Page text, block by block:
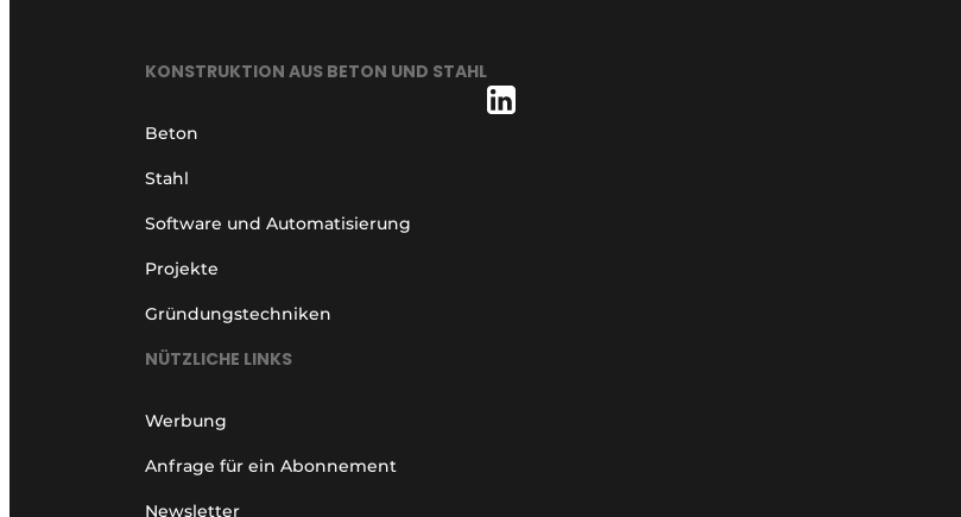
KONSTRUKTION AUS BETON UND STAHL
Beton
Stahl
Software und Automatisierung
Projekte
Gründungstechniken
NÜTZLICHE LINKS
Werbung
Anfrage für ein Abonnement
Newsletter